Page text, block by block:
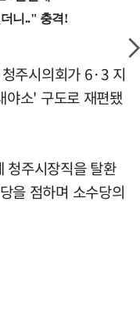
주시의회가 6·3 지
소' 구도로 재편됐
청주시장직을 탈환
을 점하며 소수당의